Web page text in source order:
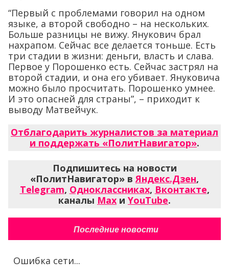
“Первый с проблемами говорил на одном
языке, а второй свободно – на нескольких.
Больше разницы не вижу. Янукович брал
нахрапом. Сейчас все делается тоньше. Есть
три стадии в жизни: деньги, власть и слава.
Первое у Порошенко есть. Сейчас застрял на
второй стадии, и она его убивает. Януковича
можно было просчитать. Порошенко умнее.
И это опасней для страны”, – приходит к
выводу Матвейчук.
Отблагодарить журналистов за материал
и поддержать «ПолитНавигатор».
Подпишитесь на новости
«ПолитНавигатор» вЯндекс.Дзен,
Telegram, Одноклассниках, Вконтакте,
каналы Max и YouTube.
Последние новости
Ошибка сети...